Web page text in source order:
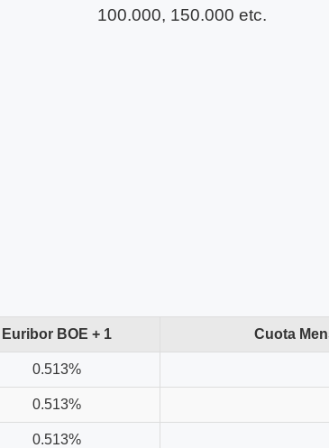
100.000, 150.000 etc.
Euribor BOE + 1 Cuota
0.513%
0.513%
0.513%